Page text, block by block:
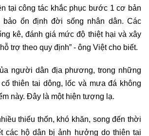
tại công tác khắc phục bước 1 cơ bản
bảo ổn định đời sống nhân dân. Các
kê, đánh giá mức độ thiệt hại và xây
trợ theo quy định” - ông Việt cho biết.
người dân địa phương, trong những
thiên tai dông, lốc và mưa đá không
này. Đây là một hiện tượng lạ.
thiếu thốn, khó khăn, song đến thời
các hộ dân bị ảnh hưởng do thiên tai